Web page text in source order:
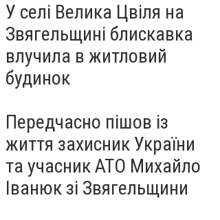
У селі Велика Цвіля на
Звягельщині блискавка
влучила в житловий
будинок
Передчасно пішов із
життя захисник України
та учасник АТО Михайло
Іванюк зі Звягельщини